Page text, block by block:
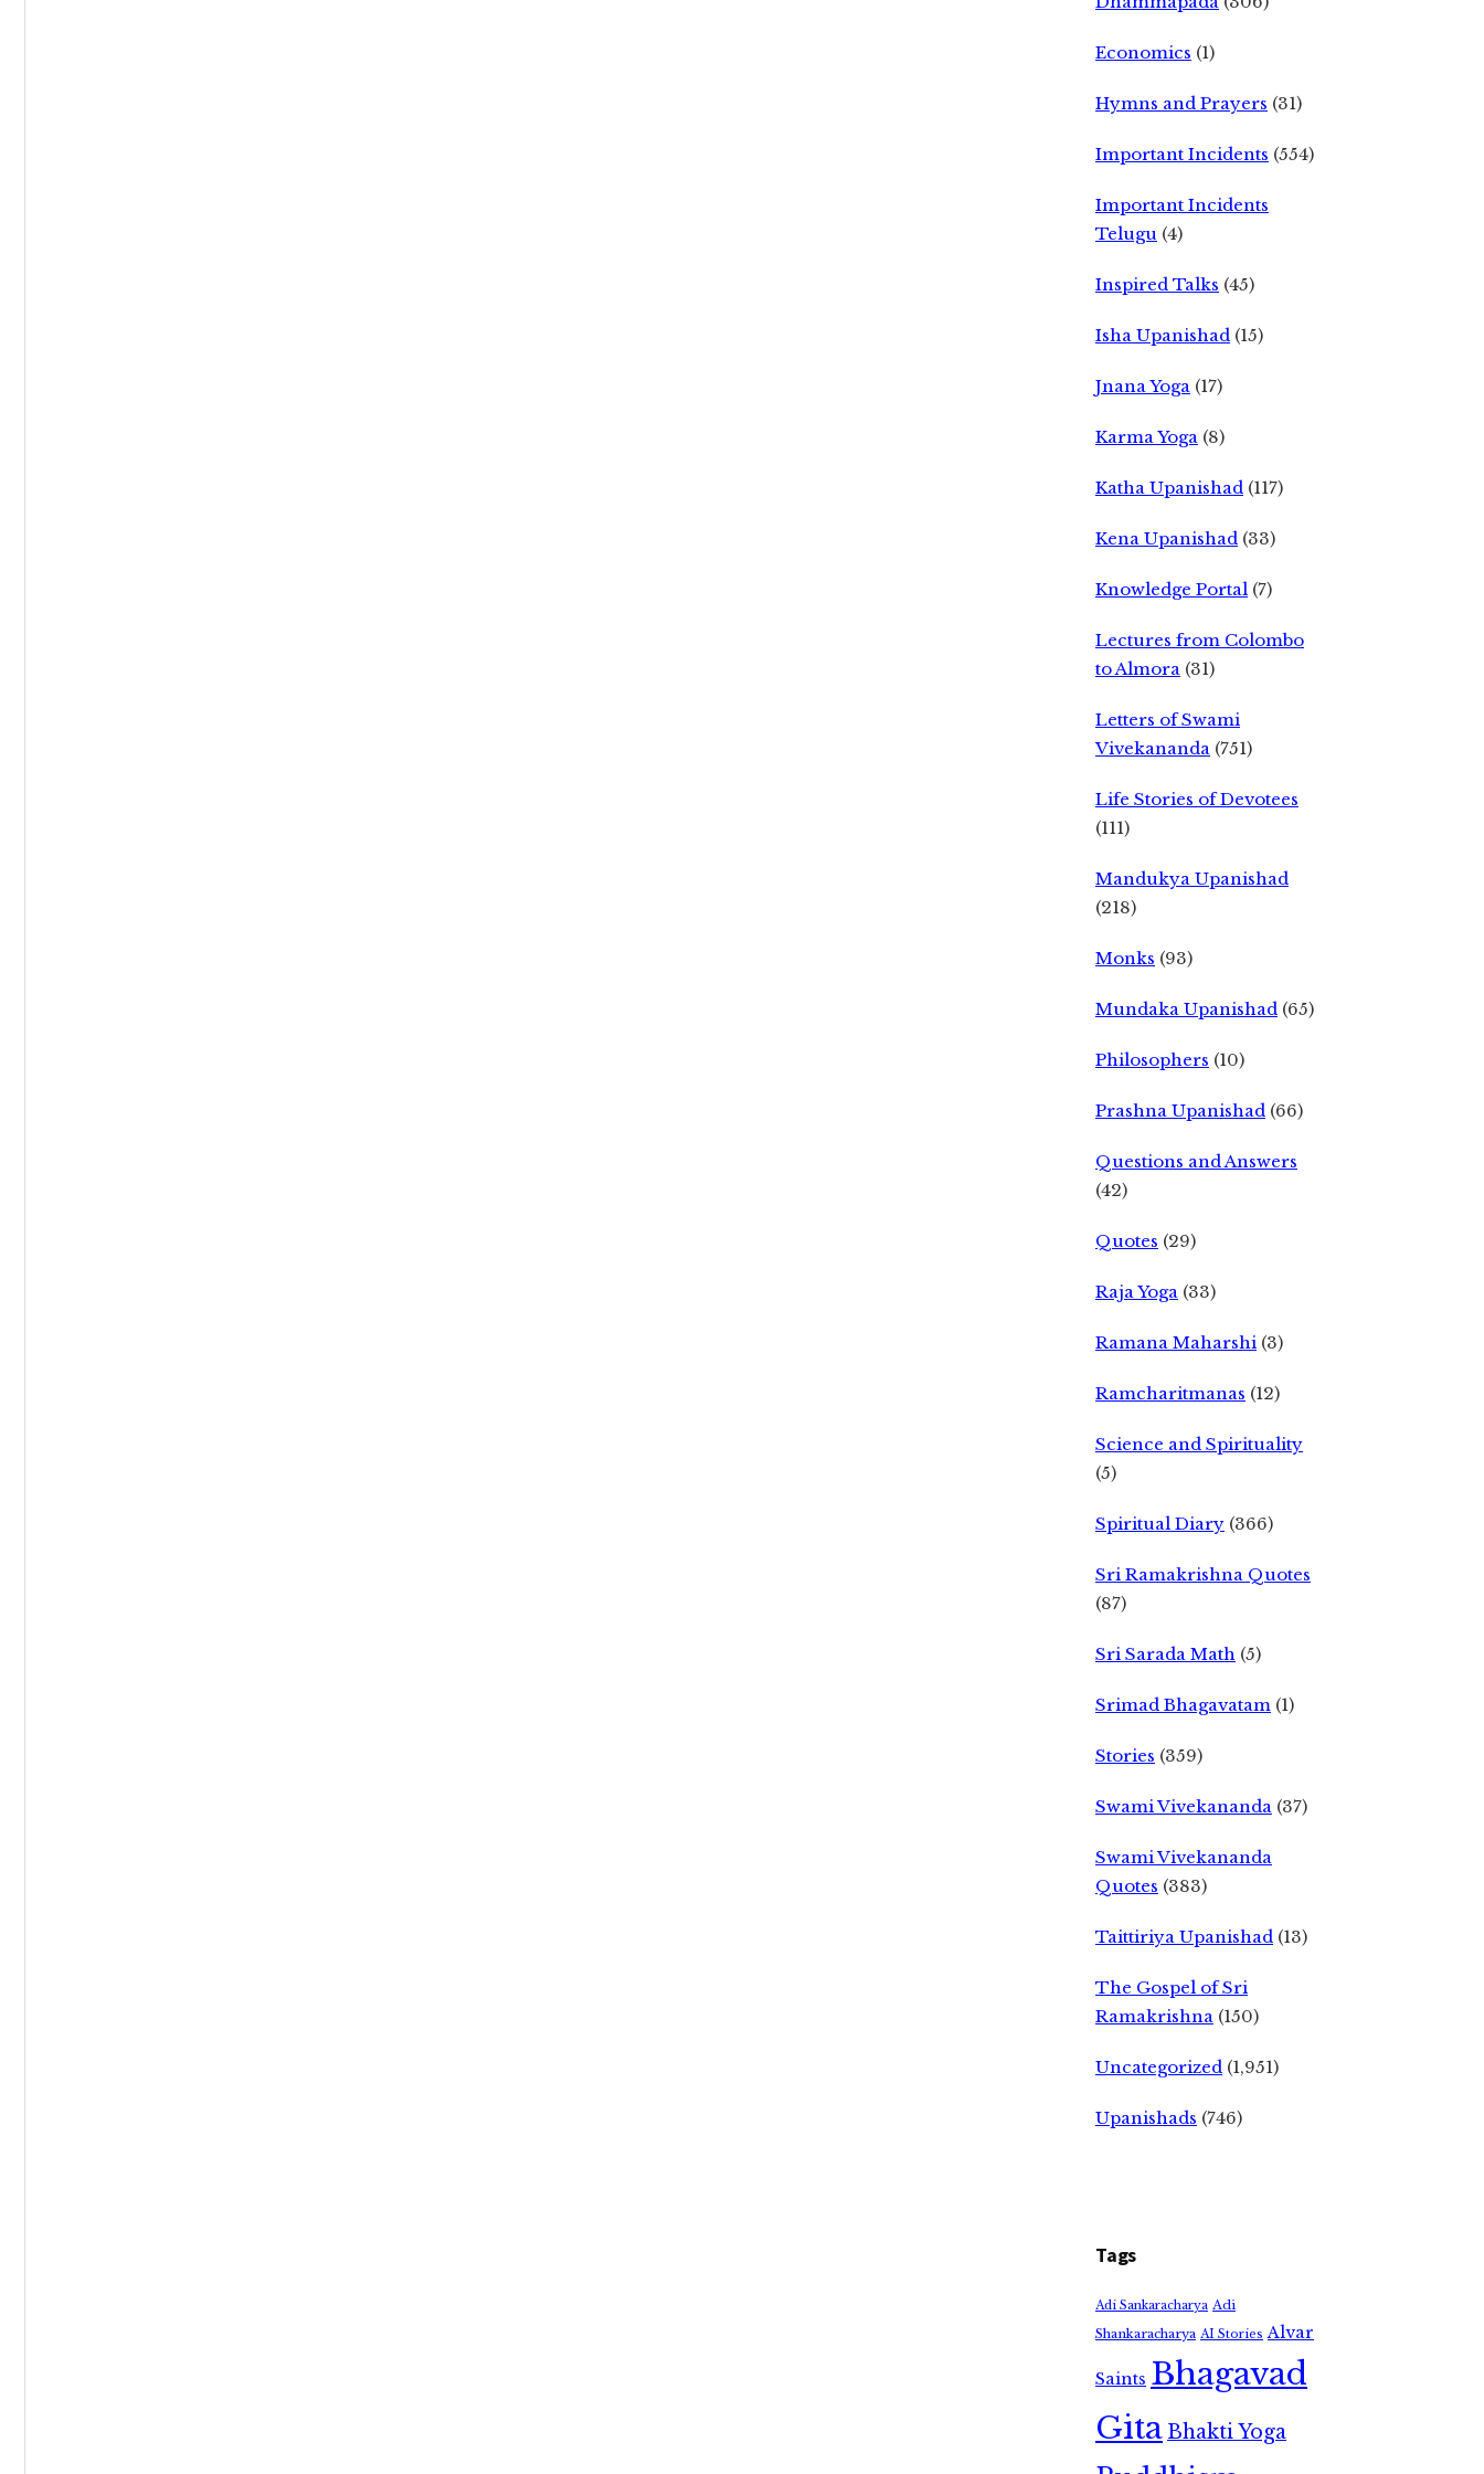
Economics (1)
Hymns and Prayers (31)
Important Incidents (554)
Important Incidents
Telugu (4)
Inspired Talks (45)
Isha Upanishad (15)
Jnana Yoga (17)
Karma Yoga (8)
Katha Upanishad (117)
Kena Upanishad (33)
Knowledge Portal (7)
Lectures from Colombo
to Almora (31)
Letters of Swami
Vivekananda (751)
Life Stories of Devotees
(111)
Mandukya Upanishad
(218)
Monks (93)
Mundaka Upanishad (65)
Philosophers (10)
Prashna Upanishad (66)
Questions and Answers
(42)
Quotes (29)
Raja Yoga (33)
Ramana Maharshi (3)
Ramcharitmanas (12)
Science and Spirituality
(5)
Spiritual Diary (366)
Sri Ramakrishna Quotes
(87)
Sri Sarada Math (5)
Srimad Bhagavatam (1)
Stories (359)
Swami Vivekananda (37)
Swami Vivekananda
Quotes (383)
Taittiriya Upanishad (13)
The Gospel of Sri
Ramakrishna (150)
Uncategorized (1,951)
Upanishads (746)
Tags
Adi Sankaracharya Adi
Shankaracharya AI Stories Alvar
Saints Bhagavad
GitaBhakti Yoga